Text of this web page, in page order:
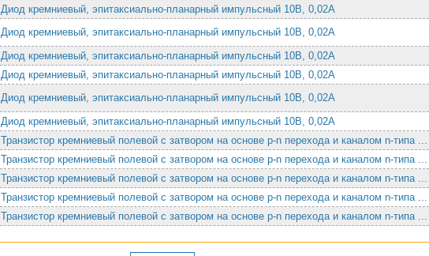
Диод кремниевый, эпитаксиально-планарный импульсный 10В, 0,02А
Диод кремниевый, эпитаксиально-планарный импульсный 10В, 0,02А
Диод кремниевый, эпитаксиально-планарный импульсный 10В, 0,02А
Диод кремниевый, эпитаксиально-планарный импульсный 10В, 0,02А
Диод кремниевый, эпитаксиально-планарный импульсный 10В, 0,02А
Диод кремниевый, эпитаксиально-планарный импульсный 10В, 0,02А
Транзистор кремниевый полевой с затвором на основе p-n перехода и каналом n-типа ...
Транзистор кремниевый полевой с затвором на основе p-n перехода и каналом n-типа ...
Транзистор кремниевый полевой с затвором на основе p-n перехода и каналом n-типа ...
Транзистор кремниевый полевой с затвором на основе p-n перехода и каналом n-типа ...
Транзистор кремниевый полевой с затвором на основе p-n перехода и каналом n-типа ...